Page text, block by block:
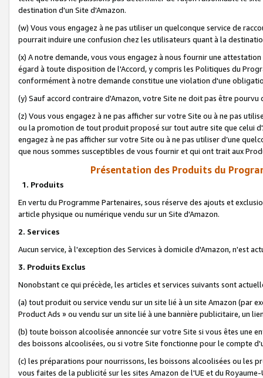
destination d'un Site d'Amazon.
(w) Vous vous engagez à ne pas utiliser un quelconque service de
pourrait induire une confusion chez les utilisateurs quant à la
(x) A notre demande, vous vous engagez à nous fournir une
égard à toute disposition de l'Accord, y compris les Politiques du
conformément à notre demande constitue une violation d'une
(y) Sauf accord contraire d'Amazon, votre Site ne doit pas être
(z) Vous vous engagez à ne pas afficher sur votre Site ou à ne pas
ou la promotion de tout produit proposé sur tout autre site que celui
engagez à ne pas afficher sur votre Site ou à ne pas utiliser d’une
que nous sommes susceptibles de vous fournir et qui ont trait aux
Présentation des Produits du
1. Produits
En vertu du Programme Partenaires, sous réserve des ajouts et
article physique ou numérique vendu sur un Site d'Amazon.
2. Services
Aucun service, à l'exception des Services à domicile d'Amazon, n'est
3. Produits Exclus
Nonobstant ce qui précède, les articles et services suivants sont
(a) tout produit ou service vendu sur un site lié à un site Amazon (par
Product Ads » ou vendu sur un site lié à une bannière publicitaire, un
(b) toute boisson alcoolisée annoncée sur votre Site si vous êtes une
des boissons alcoolisées, ou si votre Site fonctionne pour le compte
(c) les préparations pour nourrissons, les boissons alcoolisées ou les
vous faites de la publicité sur les sites Amazon de l'UE et du Royaume-